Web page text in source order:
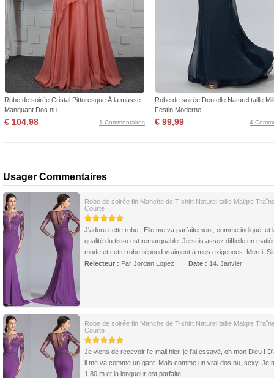
Robe de soirée Cristal Pittoresque À la masse
Manquant Dos nu
€ 104,98 1 Commentaires
Robe de soirée Dentelle Naturel taille
Festin Moderne
€ 99,99 4
Usager Commentaires
Robe de soirée fin Manche de T-shirt Naturel taille Maigre
Courte
J'adore cette robe ! Elle me va parfaitement, comme indiqué, et
qualité du tissu est remarquable. Je suis assez difficile en
mode et cette robe répond vraiment à mes exigences. Merci,
Relecteur : Par Jordan Lopez Date : 14. Janvier
Robe de soirée fin Manche de T-shirt Naturel taille Maigre
Courte
Je viens de recevoir l'e-mail hier, je l'ai essayé, oh mon Dieu !
il me va comme un gant. Mais comme un vrai dos nu, sexy. Je
1,80 m et la longueur est parfaite.